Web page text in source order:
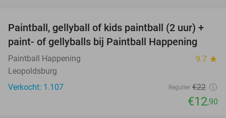
41%
Paintball, gellyball of kids paintball (2 uur) +
paint- of gellyballs bij Paintball Happening
Paintball Happening 9.7 star
Leopoldsburg
Verkocht: 1.107
Regulier €22
€12,90